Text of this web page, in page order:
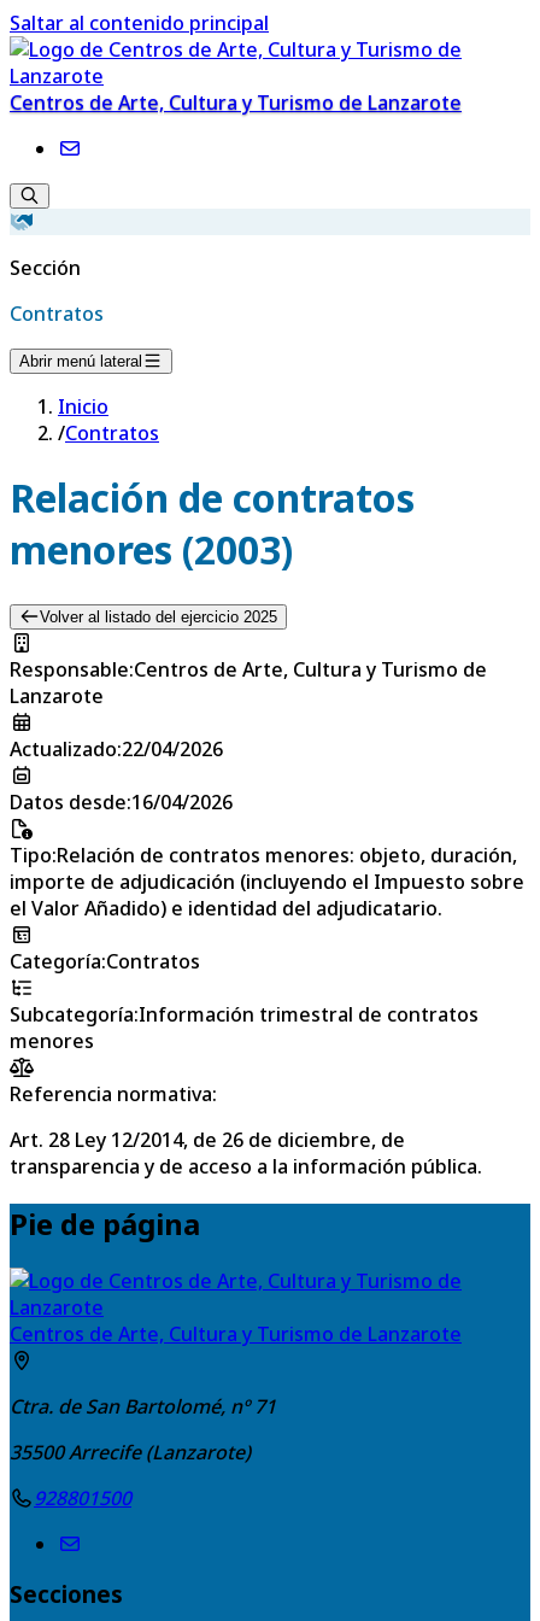
Saltar al contenido principal
Centros de Arte, Cultura y Turismo de Lanzarote
Sección
Contratos
Abrir menú lateral
Inicio
/Contratos
Relación de contratos
menores (2003)
Volver al listado del ejercicio 2025
Responsable:Centros de Arte, Cultura y Turismo de
Lanzarote
Actualizado:22/04/2026
Datos desde:16/04/2026
Tipo:Relación de contratos menores: objeto, duración,
importe de adjudicación (incluyendo el Impuesto sobre
el Valor Añadido) e identidad del adjudicatario.
Categoría:Contratos
Subcategoría:Información trimestral de contratos
menores
Referencia normativa:
Art. 28 Ley 12/2014, de 26 de diciembre, de
transparencia y de acceso a la información pública.
Pie de página
Centros de Arte, Cultura y Turismo de Lanzarote
Ctra. de San Bartolomé, nº 71
35500Arrecife (Lanzarote)
928801500
Secciones